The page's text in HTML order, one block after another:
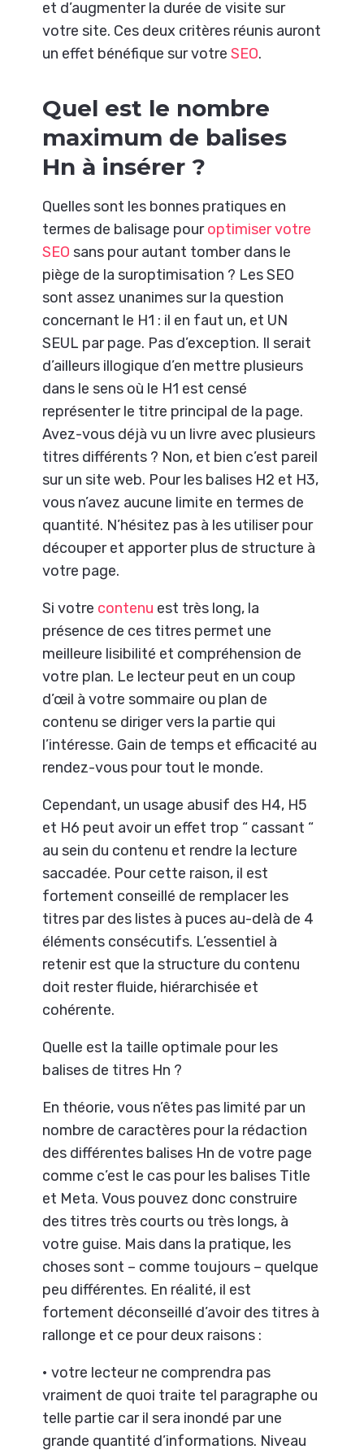
et d’augmenter la durée de visite sur
votre site. Ces deux critères réunis auront
un effet bénéfique sur votreSEO.
Quel est le nombre
maximum de balises
Hn à insérer ?
Quelles sont les bonnes pratiques en
termes de balisage pouroptimiser votre
SEO sans pour autant tomber dans le
piège de la suroptimisation ? Les SEO
sont assez unanimes sur la question
concernant le H1 : il en faut un, et UN
SEUL par page. Pas d’exception. Il serait
d’ailleurs illogique d’en mettre plusieurs
dans le sens où le H1 est censé
représenter le titre principal de la page.
Avez-vous déjà vu un livre avec plusieurs
titres différents ? Non, et bien c’est pareil
sur un site web. Pour les balises H2 et H3,
vous n’avez aucune limite en termes de
quantité. N’hésitez pas à les utiliser pour
découper et apporter plus de structure à
votre page.
Si votre contenu est très long, la
présence de ces titres permet une
meilleure lisibilité et compréhension de
votre plan. Le lecteur peut en un coup
d’œil à votre sommaire ou plan de
contenu se diriger vers la partie qui
l’intéresse. Gain de temps et efficacité au
rendez-vous pour tout le monde.
Cependant, un usage abusif des H4, H5
et H6 peut avoir un effet trop “ cassant “
au sein du contenu et rendre la lecture
saccadée. Pour cette raison, il est
fortement conseillé de remplacer les
titres par des listes à puces au-delà de 4
éléments consécutifs. L’essentiel à
retenir est que la structure du contenu
doit rester fluide, hiérarchisée et
cohérente.
Quelle est la taille optimale pour les
balises de titres Hn ?
En théorie, vous n’êtes pas limité par un
nombre de caractères pour la rédaction
des différentes balises Hn de votre page
comme c’est le cas pour les balises Title
et Meta. Vous pouvez donc construire
des titres très courts ou très longs, à
votre guise. Mais dans la pratique, les
choses sont – comme toujours – quelque
peu différentes. En réalité, il est
fortement déconseillé d’avoir des titres à
rallonge et ce pour deux raisons :
• votre lecteur ne comprendra pas
vraiment de quoi traite tel paragraphe ou
telle partie car il sera inondé par une
grande quantité d’informations. Niveau